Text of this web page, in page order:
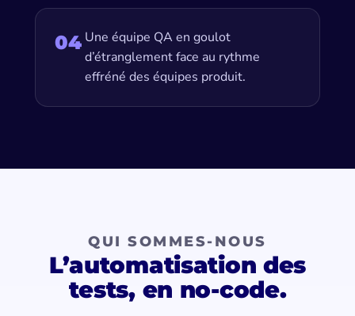
04 Une équipe QA en goulot
d’étranglement face au rythme
effréné des équipes produit.
QUI SOMMES-NOUS
L’automatisation des
tests, en no-code.